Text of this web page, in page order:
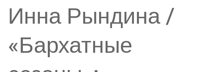
Инна Рындина /
«Бархатные